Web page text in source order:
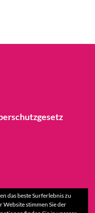
das beste Surferlebnis zu
stimmen Sie der